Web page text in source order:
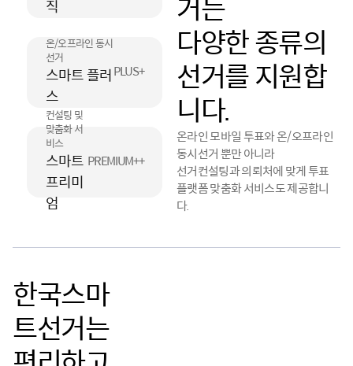
직
온/오프라인 동시
선거
스마트 플러
스
PLUS+
컨설팅 및
맞춤화 서
비스
스마트
프리미
엄
PREMIUM++
거는
다양한 종류의
선거를 지원합
니다.
온라인 모바일 투표와 온/오프라인
동시선거 뿐만 아니라
선거컨설팅과 의뢰처에 맞게 투표
플랫폼 맞춤화 서비스도 제공합니
다.
한국스마
트선거는